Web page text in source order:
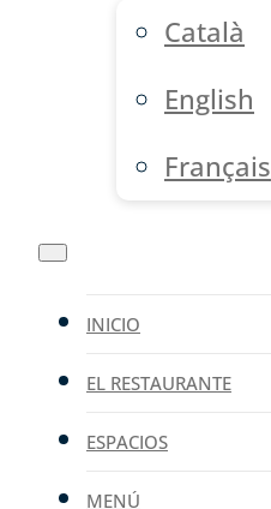
Català
English
Français
INICIO
EL RESTAURANTE
ESPACIOS
MENÚ